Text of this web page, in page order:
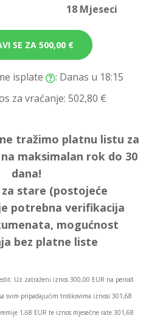
18 Mjeseci
SE ZA 500,00 €
isplate
: Danas u 18:15
za vraćanje:502,80 €
tražimo platnu listu za
maksimalan rok do 30
dana!
stare (postojeće
potrebna verifikacija
mogućnost
bez platne liste
Uz zatraženi iznos 300,00 EUR na period
svim pripadajućim troškovima iznosi 301,68
1,68 EUR te iznos mjesečne rate 301,68